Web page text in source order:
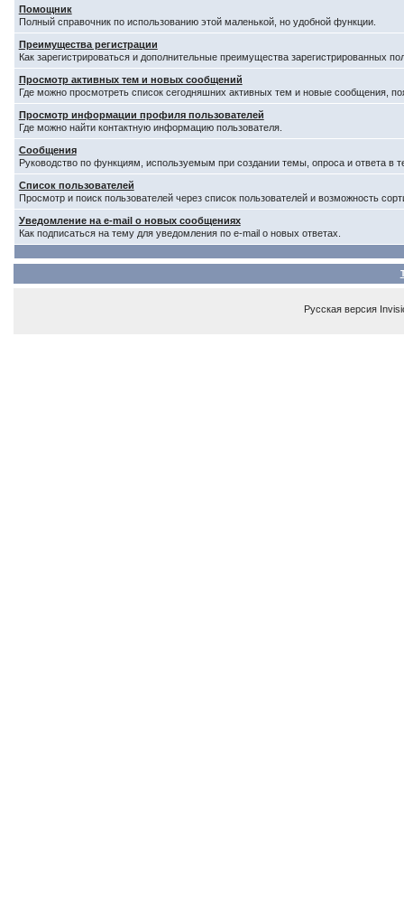
Помощник
Полный справочник по использованию этой маленькой, но удобной функции.
Преимущества регистрации
Как зарегистрироваться и дополнительные преимущества зарегистрированных
Просмотр активных тем и новых сообщений
Где можно просмотреть список сегодняшних активных тем и новые сообщения,
Просмотр информации профиля пользователей
Где можно найти контактную информацию пользователя.
Сообщения
Руководство по функциям, используемым при создании темы, опроса и ответа в
Список пользователей
Просмотр и поиск пользователей через список пользователей и возможность
Уведомление на e-mail о новых сообщениях
Как подписаться на тему для уведомления по e-mail о новых ответах.
Русская версия